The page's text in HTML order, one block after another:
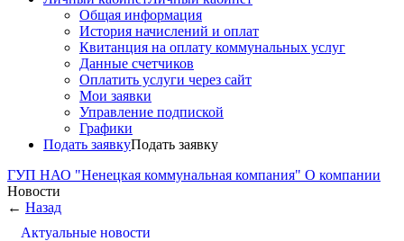
Общая информация
История начислений и оплат
Квитанция на оплату коммунальных услуг
Данные счетчиков
Оплатить услуги через сайт
Мои заявки
Управление подпиской
Графики
Подать заявкуПодать заявку
ГУП НАО "Ненецкая коммунальная компания" О компании
Новости
← Назад
Актуальные новости